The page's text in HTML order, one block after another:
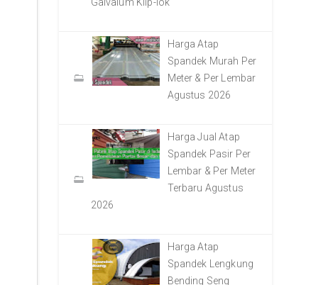
Harga Atap
Spandek Murah Per
Meter & Per Lembar
Agustus 2026
Harga Jual Atap
Spandek Pasir Per
Lembar & Per Meter
Terbaru Agustus
2026
Harga Atap
Spandek Lengkung
Bending Seng